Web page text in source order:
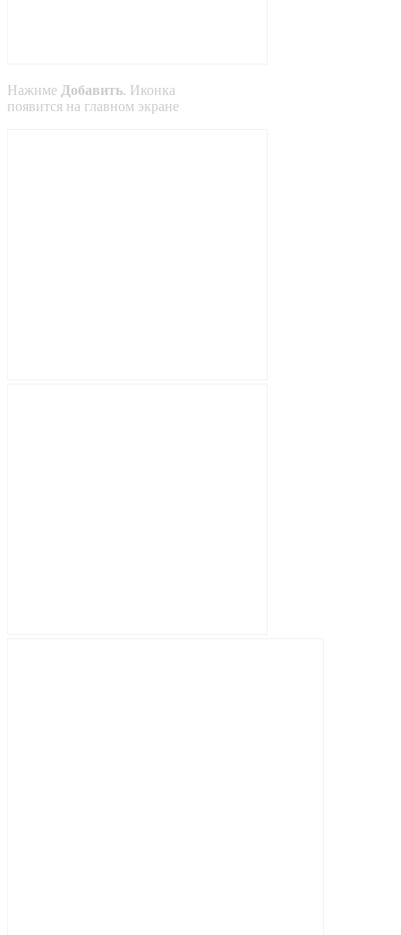
Нажиме Добавить. Иконка
появится на главном экране